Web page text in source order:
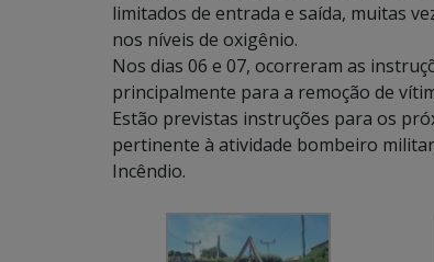
limitados de entrada e saída, muitas
nos níveis de oxigênio.
Nos dias 06 e 07, ocorreram as
principalmente para a remoção de
Estão previstas instruções para os
pertinente à atividade bombeiro
Incêndio.